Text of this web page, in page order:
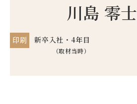
川島 零士
印刷 新卒入社・4年目
（取材当時）